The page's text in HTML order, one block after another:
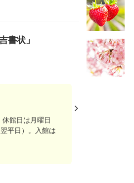
書状」
館日は月曜日
平日）。入館は